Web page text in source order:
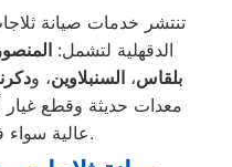
تنتشر خدمات صيانة
الدقهلية لتشمل:
بلقاس،السنبلاوين، و
معدات حديثة وقطع غيار
عالية سواء في التبريد أو الغسيل.